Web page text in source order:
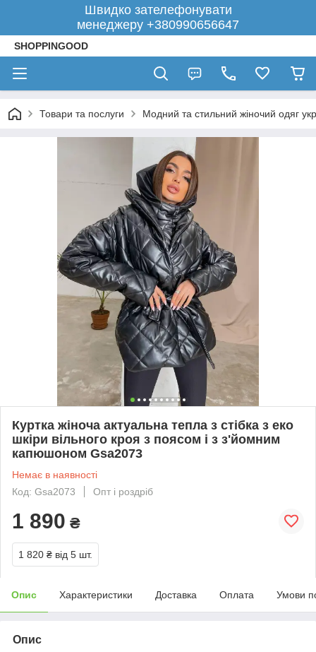
Швидко зателефонувати
менеджеру +380990656647
SHOPPINGOOD
Товари та послуги Модний та стильний жіночий одяг
Куртка жіноча актуальна тепла з стібка з еко
шкіри вільного кроя з поясом і з з'йомним
капюшоном Gsa2073
Немає в наявності
Код: Gsa2073
Опт і роздріб
1 890 ₴
1 820 ₴ від 5 шт.
Опис Характеристики Доставка Оплата Умови
Опис